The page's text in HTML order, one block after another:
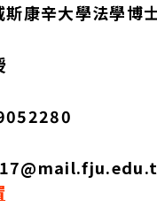
斯康辛大學法學博